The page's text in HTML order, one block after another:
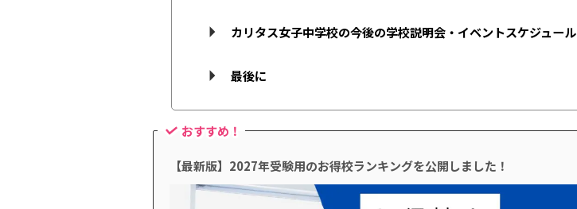
カリタス女子中学校の今後の学校説明会・イベントスケジュール
最後に
おすすめ！
【最新版】2027年受験用のお得校ランキングを公開しました！